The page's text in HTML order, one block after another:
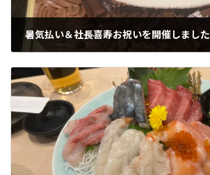
暑気払い＆社長喜寿お祝いを開催しました